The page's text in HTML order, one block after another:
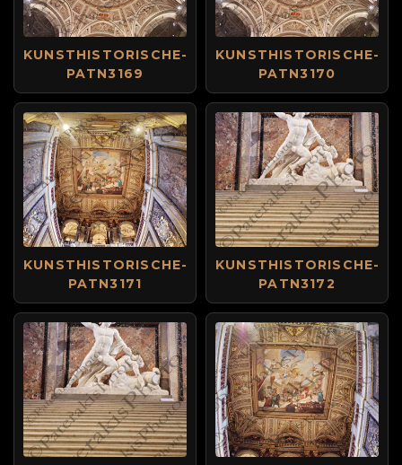
KUNSTHISTORISCHE-
PATN3169
KUNSTHISTORISCHE-
PATN3170
KUNSTHISTORISCHE-
PATN3171
KUNSTHISTORISCHE-
PATN3172